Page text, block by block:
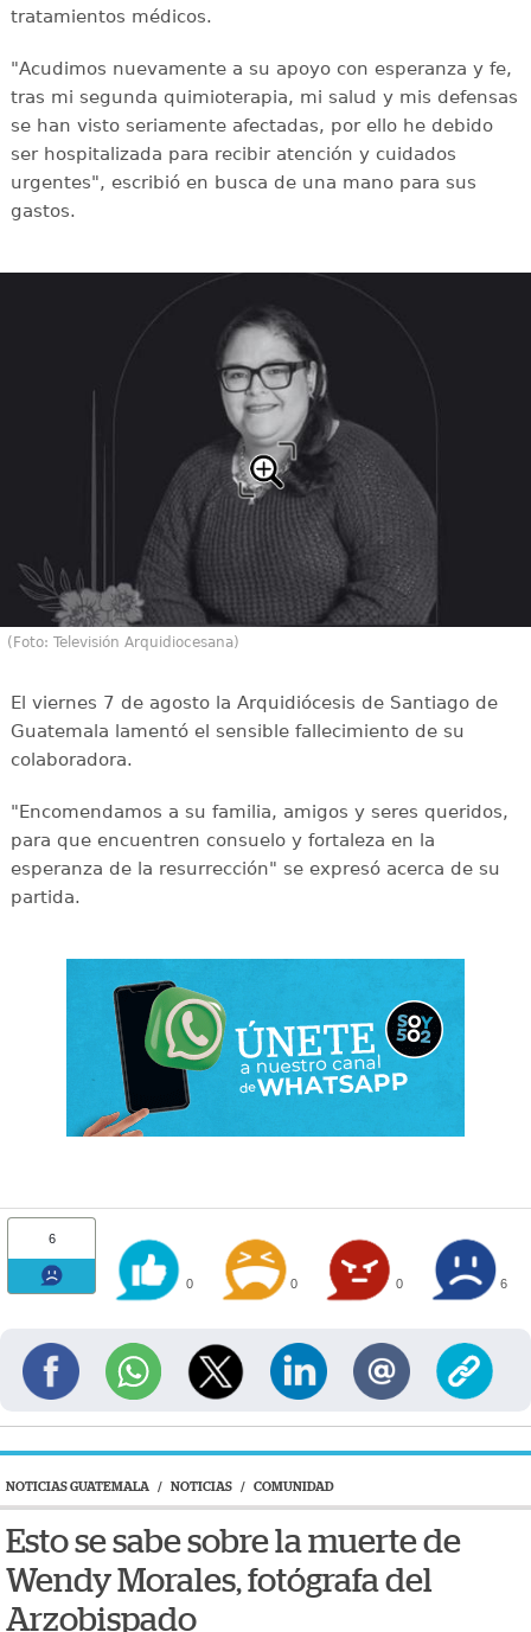
tratamientos médicos.
"Acudimos nuevamente a su apoyo con esperanza y fe,
tras mi segunda quimioterapia, mi salud y mis defensas
se han visto seriamente afectadas, por ello he debido
ser hospitalizada para recibir atención y cuidados
urgentes", escribió en busca de una mano para sus
gastos.
(Foto: Televisión Arquidiocesana)
El viernes 7 de agosto la Arquidiócesis de Santiago de
Guatemala lamentó el sensible fallecimiento de su
colaboradora.
"Encomendamos a su familia, amigos y seres queridos,
para que encuentren consuelo y fortaleza en la
esperanza de la resurrección" se expresó acerca de su
partida.
6
0 0 0 6
NOTICIAS GUATEMALA / NOTICIAS / COMUNIDAD
Esto se sabe sobre la muerte de
Wendy Morales, fotógrafa del
Arzobispado